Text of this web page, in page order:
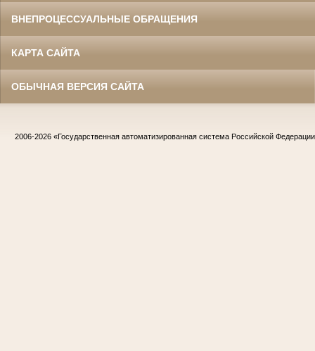
ВНЕПРОЦЕССУАЛЬНЫЕ ОБРАЩЕНИЯ
КАРТА САЙТА
ОБЫЧНАЯ ВЕРСИЯ САЙТА
2006-2026 «Государственная автоматизированная система Российской